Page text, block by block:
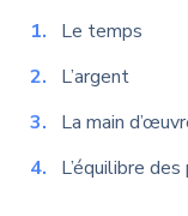
Le temps
L’argent
La main
L’équilibre